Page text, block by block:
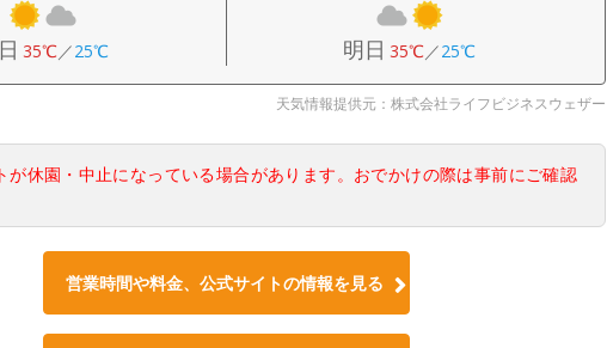
35℃／25℃ 明日 35℃／25℃
天気情報提供元：株式会社ライフビジネスウェザー
休園・中止になっている場合があります。おでかけの際は事前にご確認
営業時間や料金、公式サイトの情報を見る